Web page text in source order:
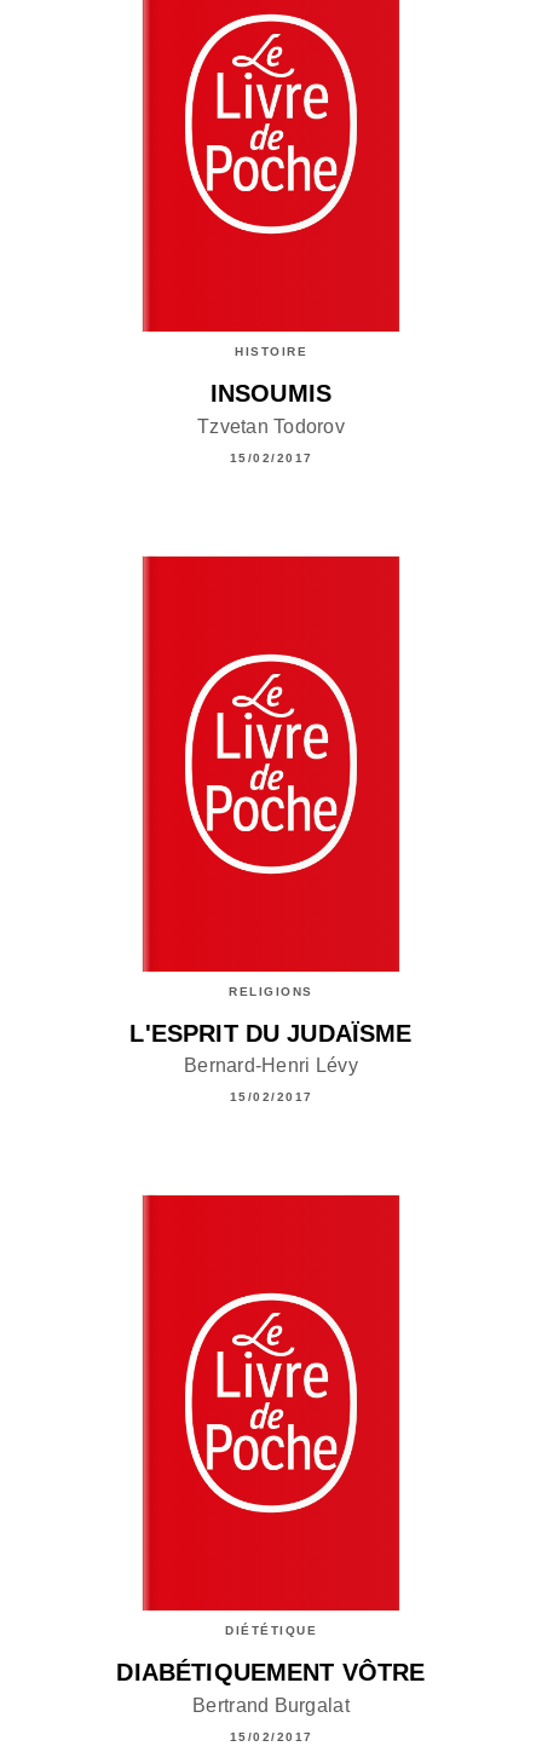
HISTOIRE
INSOUMIS
Tzvetan Todorov
15/02/2017
RELIGIONS
L'ESPRIT DU JUDAÏSME
Bernard-Henri Lévy
15/02/2017
DIÉTÉTIQUE
DIABÉTIQUEMENT VÔTRE
Bertrand Burgalat
15/02/2017